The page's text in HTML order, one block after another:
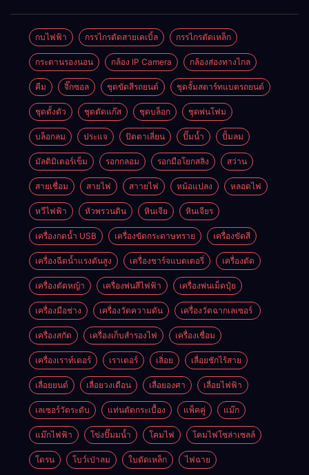
กบไฟฟ้า กรรไกรตัดสายเคเบิ้ล กรรไกรตัดเหล็ก
กระดานรองนอน กล้อง IP Camera กล้องส่องทางไกล
คีม จิ๊กซอล ชุดขัดสีรถยนต์​ ชุดจั้มสตาร์ทแบตรถยนต์
ชุดตั้งตัว ชุดตัดแก๊ส ชุดบล็อก ชุดพ่นโฟม
บล็อกลม ประแจ ปัตตาเลี่ยน ปั๊มน้ำ ปั้มลม
มัลติมิเตอร์เข็ม รอกกลอม รอกมือโยกสลิง สว่าน
สายเชื่อม สายไฟ สาายไฟ หม้อแปลง หลอดไฟ
หวีไฟฟ้า หัวพรวนดิน หินเจีย หินเจียร
เครื่องกดน้ำ USB เครื่องขัดกระดาษทราย เครื่องขัดสี
เครื่องฉีดน้ำแรงดันสูง เครื่องชาร์จแบตเตอรี่ เครื่องตัด
เครื่องตัดหญ้า เครื่องพ่นสีไฟฟ้า เครื่องพ่นเม็ดปุ๋ย
เครื่องมือช่าง เครื่องวัดความดัน เครื่องวัดฉากเลเซอร์
เครื่องสกัด เครื่องเก็บสํารองไฟ เครื่องเชื่อม
เครื่องเราท์เตอร์ เราเตอร์ เลิ่อย เลื่อยชักไร้สาย
เลื่อยยนต์ เลื่อยวงเดือน เลื่อยองศา เลื่อยไฟฟ้า
เลเซอร์วัดระดับ แท่นตัดกระเบื้อง แพ็คคู่ แม๊ก
แม๊กไฟฟ้า โข่งปั๊มมน้ำ โคมไฟ โคมไฟโซล่าเซลล์
โดรน โบว์เป่าลม ใบตัดเหล็ก ไฟฉาย